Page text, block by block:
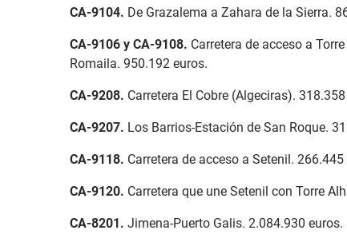
CA-9104. De Grazalema a Zahara de la Sierra.
CA-9106 y CA-9108. Carretera de acceso a
Romaila. 950.192 euros.
CA-9208. Carretera El Cobre (Algeciras).
CA-9207. Los Barrios-Estación de San Roque.
CA-9118. Carretera de acceso a Setenil. 266.445
CA-9120. Carretera que une Setenil con Torre
CA-8201. Jimena-Puerto Galis. 2.084.930 euros.